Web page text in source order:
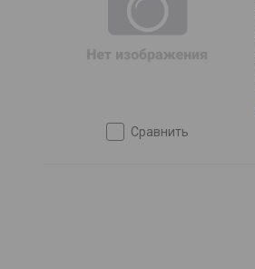
сравнить